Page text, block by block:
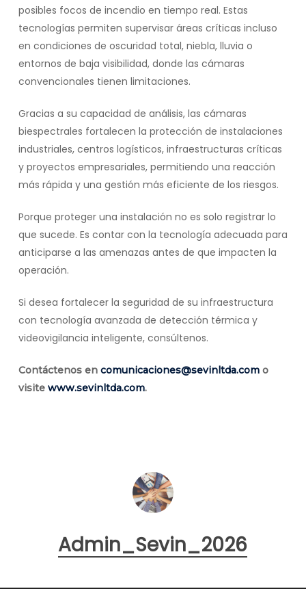
posibles focos de incendio en tiempo real. Estas
tecnologías permiten supervisar áreas críticas incluso
en condiciones de oscuridad total, niebla, lluvia o
entornos de baja visibilidad, donde las cámaras
convencionales tienen limitaciones.
Gracias a su capacidad de análisis, las cámaras
biespectrales fortalecen la protección de instalaciones
industriales, centros logísticos, infraestructuras críticas
y proyectos empresariales, permitiendo una reacción
más rápida y una gestión más eficiente de los riesgos.
Porque proteger una instalación no es solo registrar lo
que sucede. Es contar con la tecnología adecuada para
anticiparse a las amenazas antes de que impacten la
operación.
Si desea fortalecer la seguridad de su infraestructura
con tecnología avanzada de detección térmica y
videovigilancia inteligente, consúltenos.
Contáctenos en comunicaciones@sevinltda.como
visite www.sevinltda.com.
Admin_Sevin_2026